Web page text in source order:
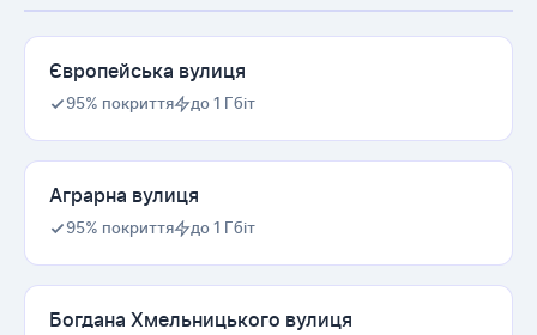
Європейська вулиця
95% покриття до 1 Гбіт
Аграрна вулиця
95% покриття до 1 Гбіт
Богдана Хмельницького вулиця